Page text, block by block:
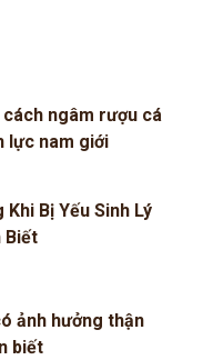
ngâm rượu cá
lực nam giới
Bị Yếu Sinh Lý
Biết
ảnh hưởng thận
biết